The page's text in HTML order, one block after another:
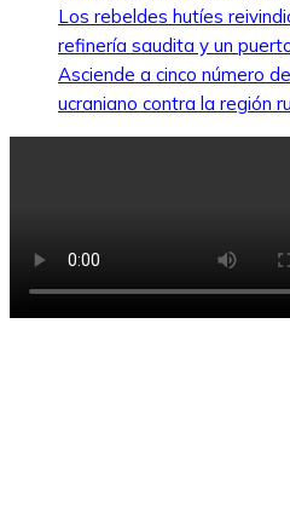
Los rebeldes hutíes
refinería saudita y un
Asciende a cinco número
ucraniano contra la región